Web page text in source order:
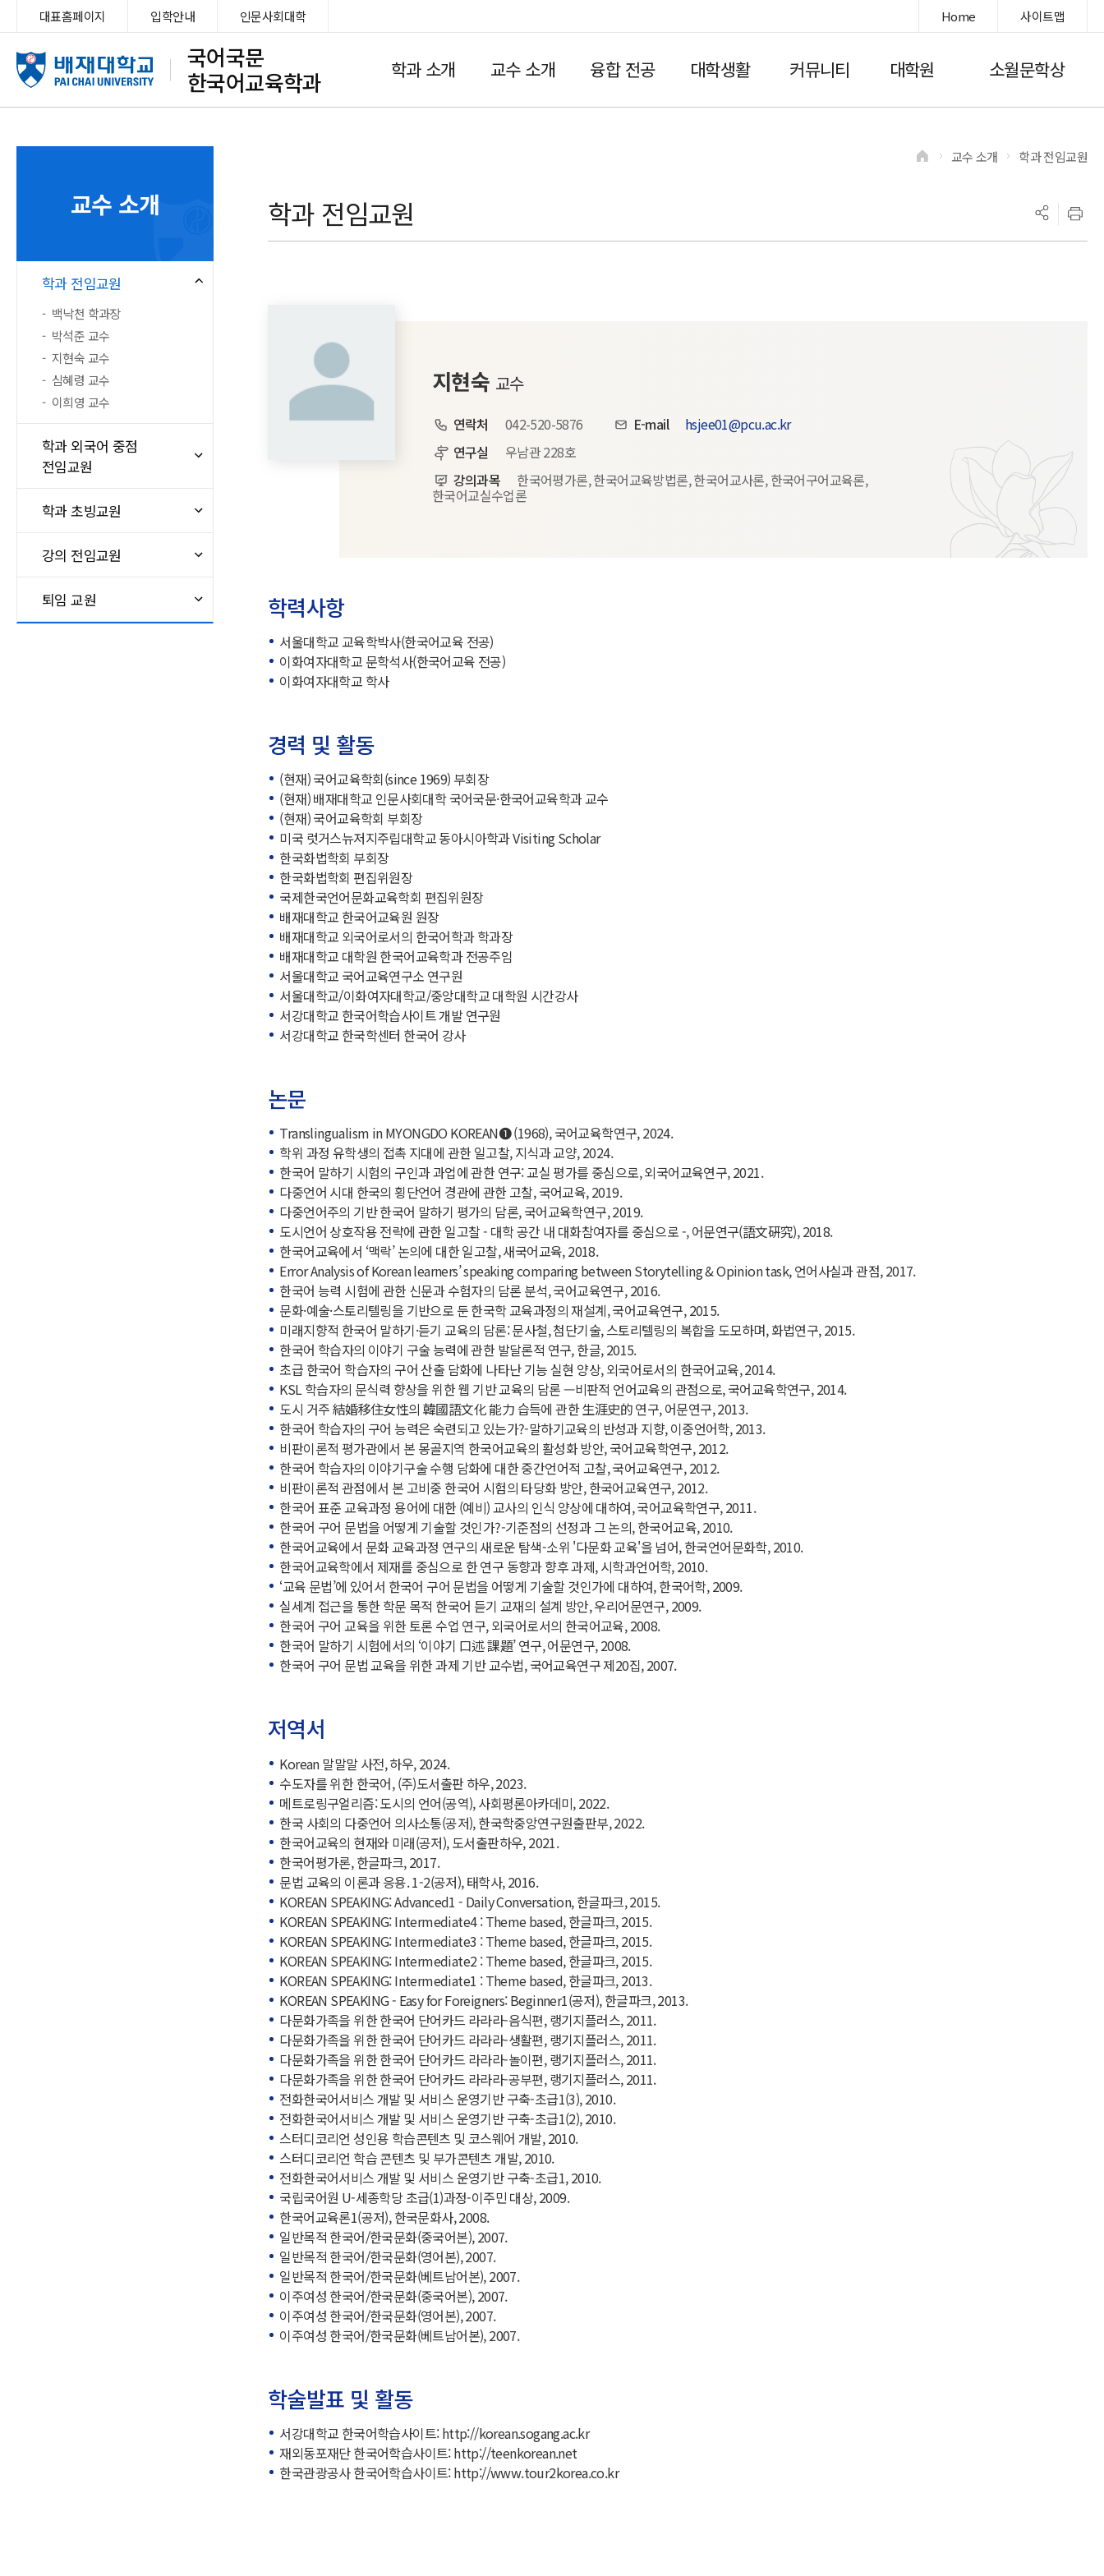
국어국문
한국어교육학과
대표홈페이지 입학안내 인문사회대학 Home 사이트맵
학과 소개 교수 소개 융합 전공 대학생활 커뮤니티 대학원 소월문학상
교수 소개
학과 전임교원
백낙천 학과장
박석준 교수
지현숙 교수
심혜령 교수
이희영 교수
학과 외국어 중점
전임교원
학과 초빙교원
강의 전임교원
퇴임 교원
학과 전임교원
교수 소개 학과 전임교원
지현숙 교수
연락처 042-520-5876 E-mail
hsjee01@pcu.ac.kr
연구실
우남관 228호
강의과목
한국어평가론, 한국어교육방법론, 한국어교사론, 한국어구어교육론,
한국어교실수업론
학력사항
서울대학교 교육학박사(한국어교육 전공)
이화여자대학교 문학석사(한국어교육 전공)
이화여자대학교 학사
경력 및 활동
(현재) 국어교육학회(since 1969) 부회장
(현재) 배재대학교 인문사회대학 국어국문·한국어교육학과 교수
(현재) 국어교육학회 부회장
미국 럿거스뉴저지주립대학교 동아시아학과 Visiting Scholar
한국화법학회 부회장
한국화법학회 편집위원장
국제한국언어문화교육학회 편집위원장
배재대학교 한국어교육원 원장
배재대학교 외국어로서의 한국어학과 학과장
배재대학교 대학원 한국어교육학과 전공주임
서울대학교 국어교육연구소 연구원
서울대학교/이화여자대학교/중앙대학교 대학원 시간강사
서강대학교 한국어학습사이트 개발 연구원
서강대학교 한국학센터 한국어 강사
논문
Translingualism in MYONGDO KOREAN➊ (1968), 국어교육학연구, 2024.
학위 과정 유학생의 접촉 지대에 관한 일고찰, 지식과 교양, 2024.
한국어 말하기 시험의 구인과 과업에 관한 연구: 교실 평가를 중심으로, 외국어교육연구, 2021.
다중언어 시대 한국의 횡단언어 경관에 관한 고찰, 국어교육, 2019.
다중언어주의 기반 한국어 말하기 평가의 담론, 국어교육학연구, 2019.
도시언어 상호작용 전략에 관한 일고찰 - 대학 공간 내 대화참여자를 중심으로 -, 어문연구(語文硏究), 2018.
한국어교육에서 ‘맥락’ 논의에 대한 일고찰, 새국어교육, 2018.
Error Analysis of Korean learners’ speaking comparing between Storytelling & Opinion task, 언어사실과 관점, 2017.
한국어 능력 시험에 관한 신문과 수험자의 담론 분석, 국어교육연구, 2016.
문화·예술·스토리텔링을 기반으로 둔 한국학 교육과정의 재설계, 국어교육연구, 2015.
미래지향적 한국어 말하기·듣기 교육의 담론: 문사철, 첨단기술, 스토리텔링의 복합을 도모하며, 화법연구, 2015.
한국어 학습자의 이야기 구술 능력에 관한 발달론적 연구, 한글, 2015.
초급 한국어 학습자의 구어 산출 담화에 나타난 기능 실현 양상, 외국어로서의 한국어교육, 2014.
KSL 학습자의 문식력 향상을 위한 웹 기반 교육의 담론 —비판적 언어교육의 관점으로, 국어교육학연구, 2014.
도시 거주 結婚移住女性의 韓國語文化 能力 습득에 관한 生涯史的 연구, 어문연구, 2013.
한국어 학습자의 구어 능력은 숙련되고 있는가?-말하기교육의 반성과 지향, 이중언어학, 2013.
비판이론적 평가관에서 본 몽골지역 한국어교육의 활성화 방안, 국어교육학연구, 2012.
한국어 학습자의 이야기구술 수행 담화에 대한 중간언어적 고찰, 국어교육연구, 2012.
비판이론적 관점에서 본 고비중 한국어 시험의 타당화 방안, 한국어교육연구, 2012.
한국어 표준 교육과정 용어에 대한 (예비) 교사의 인식 양상에 대하여, 국어교육학연구, 2011.
한국어 구어 문법을 어떻게 기술할 것인가?-기준점의 선정과 그 논의, 한국어교육, 2010.
한국어교육에서 문화 교육과정 연구의 새로운 탐색-소위 '다문화 교육'을 넘어, 한국언어문화학, 2010.
한국어교육학에서 제재를 중심으로 한 연구 동향과 향후 과제, 시학과언어학, 2010.
‘교육 문법’에 있어서 한국어 구어 문법을 어떻게 기술할 것인가에 대하여, 한국어학, 2009.
실세계 접근을 통한 학문 목적 한국어 듣기 교재의 설계 방안, 우리어문연구, 2009.
한국어 구어 교육을 위한 토론 수업 연구, 외국어로서의 한국어교육, 2008.
한국어 말하기 시험에서의 ‘이야기 口述 課題’ 연구, 어문연구, 2008.
한국어 구어 문법 교육을 위한 과제 기반 교수법, 국어교육연구 제20집, 2007.
저역서
Korean 말말말 사전, 하우, 2024.
수도자를 위한 한국어, (주)도서출판 하우, 2023.
메트로링구얼리즘: 도시의 언어(공역), 사회평론아카데미, 2022.
한국 사회의 다중언어 의사소통(공저), 한국학중앙연구원출판부, 2022.
한국어교육의 현재와 미래(공저), 도서출판하우, 2021.
한국어평가론, 한글파크, 2017.
문법 교육의 이론과 응용. 1-2(공저), 태학사, 2016.
KOREAN SPEAKING: Advanced1 - Daily Conversation, 한글파크, 2015.
KOREAN SPEAKING: Intermediate4 : Theme based, 한글파크, 2015.
KOREAN SPEAKING: Intermediate3 : Theme based, 한글파크, 2015.
KOREAN SPEAKING: Intermediate2 : Theme based, 한글파크, 2015.
KOREAN SPEAKING: Intermediate1 : Theme based, 한글파크, 2013.
KOREAN SPEAKING - Easy for Foreigners: Beginner1(공저), 한글파크, 2013.
다문화가족을 위한 한국어 단어카드 라라라-음식편, 랭기지플러스, 2011.
다문화가족을 위한 한국어 단어카드 라라라-생활편, 랭기지플러스, 2011.
다문화가족을 위한 한국어 단어카드 라라라-놀이편, 랭기지플러스, 2011.
다문화가족을 위한 한국어 단어카드 라라라-공부편, 랭기지플러스, 2011.
전화한국어서비스 개발 및 서비스 운영기반 구축-초급1(3), 2010.
전화한국어서비스 개발 및 서비스 운영기반 구축-초급1(2), 2010.
스터디코리언 성인용 학습콘텐츠 및 코스웨어 개발, 2010.
스터디코리언 학습 콘텐츠 및 부가콘텐츠 개발, 2010.
전화한국어서비스 개발 및 서비스 운영기반 구축-초급1, 2010.
국립국어원 U-세종학당 초급(1)과정-이주민 대상, 2009.
한국어교육론1(공저), 한국문화사, 2008.
일반목적 한국어/한국문화(중국어본), 2007.
일반목적 한국어/한국문화(영어본), 2007.
일반목적 한국어/한국문화(베트남어본), 2007.
이주여성 한국어/한국문화(중국어본), 2007.
이주여성 한국어/한국문화(영어본), 2007.
이주여성 한국어/한국문화(베트남어본), 2007.
학술발표 및 활동
서강대학교 한국어학습사이트: http://korean.sogang.ac.kr
재외동포재단 한국어학습사이트: http://teenkorean.net
한국관광공사 한국어학습사이트: http://www.tour2korea.co.kr